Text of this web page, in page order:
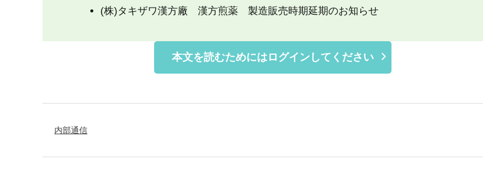
(株)タキザワ漢方廠 漢方煎薬 製造販売時期延期のお知らせ
本文を読むためにはログインしてください
内部通信